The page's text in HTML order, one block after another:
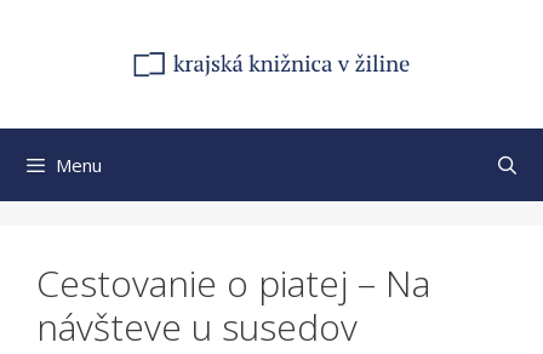
Menu
Cestovanie o piatej – Na
návšteve u susedov